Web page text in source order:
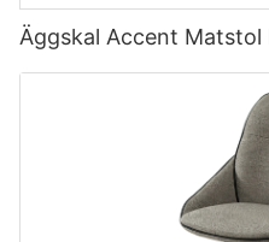
Äggskal Accent